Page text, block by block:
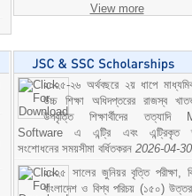
View more
২০২৫-২৬ অর্থবছরে ২য় ধাপে
উচ্চ শিক্ষা অধিদপ্তরের রাজস্ব
উপবৃত্তি শিক্ষার্থীদের তত্যাদি
Software এ এন্ট্রি এবং এন্ট্রিকৃত
সংশোধনের সময়সীমা বর্ধিতকরন 2026-04-30
২০২৫ সালের জুনিয়র বৃত্তি পরীক্ষা,
বাংলাদেশ ও বিশ্ব পরিচয় (১৫০)